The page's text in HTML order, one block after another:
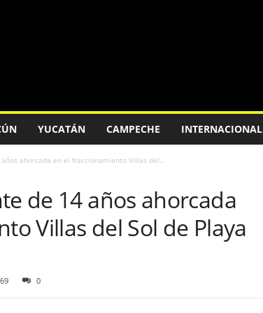
YUCATÁN CAMPECHE INTERNACIONAL
ahorcada en el fraccionamiento Villas del...
de 14 años ahorcada
Villas del Sol de Playa
0